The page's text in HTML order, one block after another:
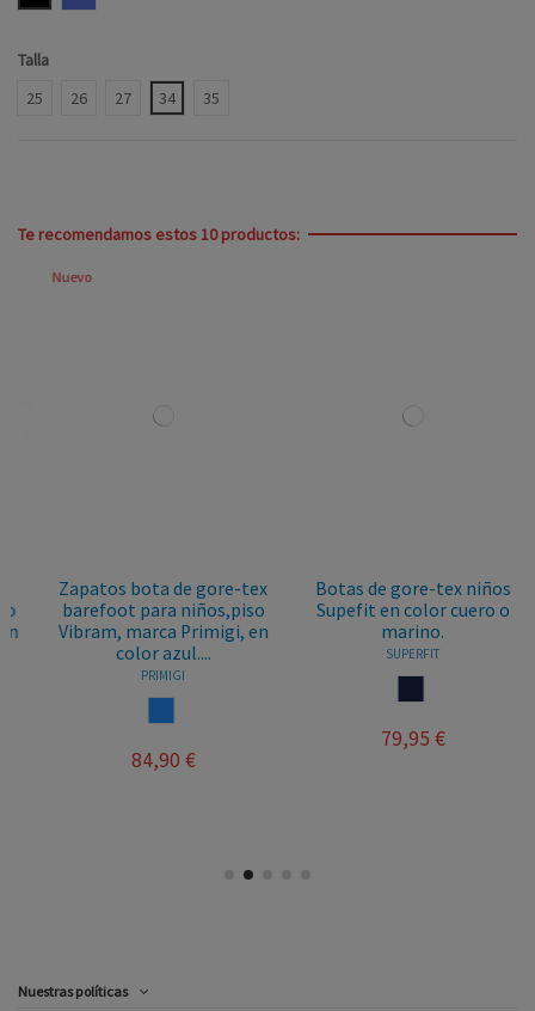
Talla
25
26 27 34 35
Te recomendamos estos 10 productos:
Nuevo
Zapatos bota de gore-tex
barefoot para niños,piso
Vibram, marca Primigi, en
color azul....
PRIMIGI
84,90 €
Botas de gore-tex niños
Supefit en color cuero o
marino.
SUPERFIT
79,95 €
Nuestras políticas